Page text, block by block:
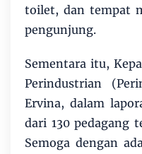
toilet, dan tempat
pengunjung.
Sementara itu,
Perindustrian
Ervina, dalam
dari 130 pedagang
Semoga dengan